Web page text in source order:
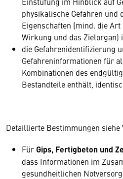
physikalische Gefahren und
Eigenschaften (mind. die
Wirkung und das Zielorgan)
die Gefahrenidentifizierung
Gefahreninformationen für
Kombinationen des
Bestandteile enthält,
Detaillierte Bestimmungen siehe
Für Gips, Fertigbeton und
dass Informationen im
gesundheitlichen